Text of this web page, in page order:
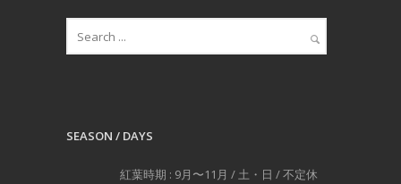
SEASON / DAYS
紅葉時期 : 9月〜11月 / 土・日 / 不定休